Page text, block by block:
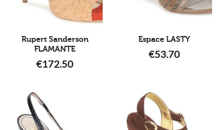
Rupert Sanderson
FLAMANTE
€172.50
Espace LASTY
€53.70